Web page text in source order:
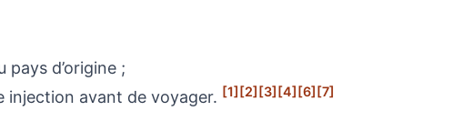
d’origine ;
injection avant de voyager. [1][2][3][4][6][7]